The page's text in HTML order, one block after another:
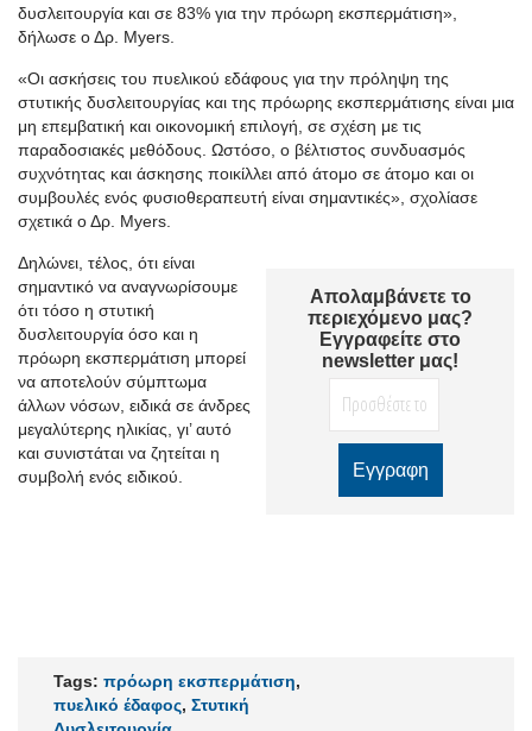
δυσλειτουργία και σε 83% για την πρόωρη εκσπερμάτιση»,
δήλωσε ο Δρ. Myers.
«Οι ασκήσεις του πυελικού εδάφους για την πρόληψη της
στυτικής δυσλειτουργίας και της πρόωρης εκσπερμάτισης είναι μια
μη επεμβατική και οικονομική επιλογή, σε σχέση με τις
παραδοσιακές μεθόδους. Ωστόσο, ο βέλτιστος συνδυασμός
συχνότητας και άσκησης ποικίλλει από άτομο σε άτομο και οι
συμβουλές ενός φυσιοθεραπευτή είναι σημαντικές», σχολίασε
σχετικά ο Δρ. Myers.
Απολαμβάνετε το
περιεχόμενο μας?
Εγγραφείτε στο
newsletter μας!
Δηλώνει, τέλος, ότι είναι
σημαντικό να αναγνωρίσουμε
ότι τόσο η στυτική
δυσλειτουργία όσο και η
πρόωρη εκσπερμάτιση μπορεί
να αποτελούν σύμπτωμα
άλλων νόσων, ειδικά σε άνδρες
μεγαλύτερης ηλικίας, γι’ αυτό
και συνιστάται να ζητείται η
συμβολή ενός ειδικού.
Tags: πρόωρη εκσπερμάτιση,
πυελικό έδαφος, Στυτική